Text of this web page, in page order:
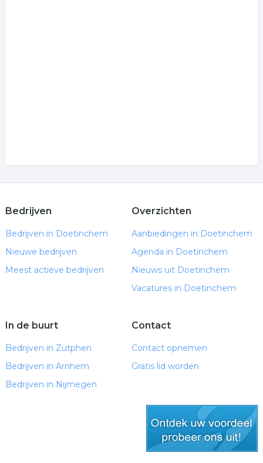
Bedrijven
Bedrijven in Doetinchem
Nieuwe bedrijven
Meest actieve bedrijven
Overzichten
Aanbiedingen in Doetinchem
Agenda in Doetinchem
Nieuws uit Doetinchem
Vacatures in Doetinchem
In de buurt
Bedrijven in Zutphen
Bedrijven in Arnhem
Bedrijven in Nijmegen
Contact
Contact opnemen
Gratis lid worden